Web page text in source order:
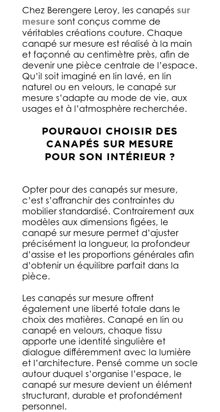
Chez Berengere Leroy, les canapés sur
mesuresont conçus comme de
véritables créations couture. Chaque
canapé sur mesure est réalisé à la main
et façonné au centimètre près, afin de
devenir une pièce centrale de l’espace.
Qu’il soit imaginé en lin lavé, en lin
naturel ou en velours, le canapé sur
mesure s’adapte au mode de vie, aux
usages et à l’atmosphère recherchée.
POURQUOI CHOISIR DES
CANAPÉS SUR MESURE
POUR SON INTÉRIEUR ?
Opter pour des canapés sur mesure,
c’est s’affranchir des contraintes du
mobilier standardisé. Contrairement aux
modèles aux dimensions figées, le
canapé sur mesure permet d’ajuster
précisément la longueur, la profondeur
d’assise et les proportions générales afin
d’obtenir un équilibre parfait dans la
pièce.
Les canapés sur mesure offrent
également une liberté totale dans le
choix des matières. Canapé en lin ou
canapé en velours, chaque tissu
apporte une identité singulière et
dialogue différemment avec la lumière
et l’architecture. Pensé comme un socle
autour duquel s’organise l’espace, le
canapé sur mesure devient un élément
structurant, durable et profondément
personnel.